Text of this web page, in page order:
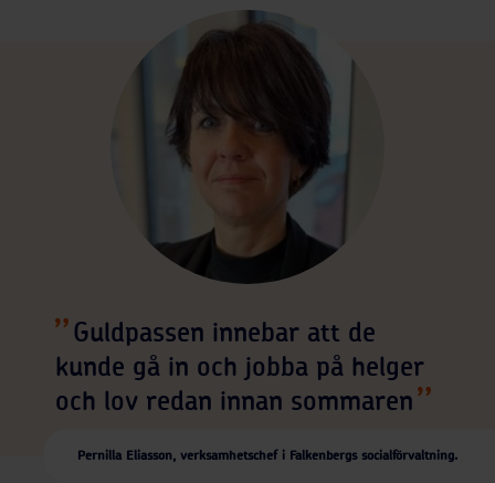
Guldpassen innebar att de
kunde gå in och jobba på helger
och lov redan innan sommaren
Pernilla Eliasson, verksamhetschef i Falkenbergs socialförvaltning.